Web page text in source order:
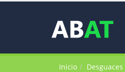
Inicio Desguaces